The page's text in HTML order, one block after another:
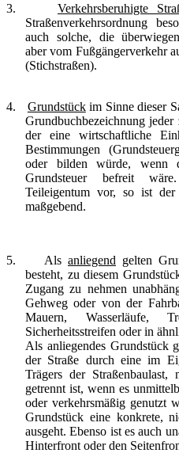
3. Verkehrsberuhigte
Straßenverkehrsordnung
auch solche, die
aber vom Fußgängerverkehr
(Stichstraßen).
4. Grundstückim Sinne dieser
Grundbuchbezeichnung jeder
der eine wirtschaftliche
Bestimmungen
oder bilden würde, wenn
Grundsteuer befreit
Teileigentum vor, so ist der
maßgebend.
5. Als anliegend gelten
besteht, zu diesem
Zugang zu nehmen
Gehweg oder von der
Mauern, Wasserläufe,
Sicherheitsstreifen oder in
Als anliegendes Grundstück
der Straße durch eine im
Trägers der Straßenbaulast,
getrennt ist, wenn es
oder verkehrsmäßig genutzt
Grundstück eine konkrete,
ausgeht. Ebenso ist es auch
Hinterfront oder den